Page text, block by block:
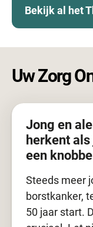
Bekijk al het
Uw Zorg
Jong en
herkent
een
Steeds meer
borstkanker,
50 jaar start.